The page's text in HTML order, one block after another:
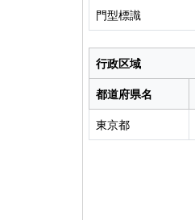
門型標識
行政区域
都道府県名
東京都